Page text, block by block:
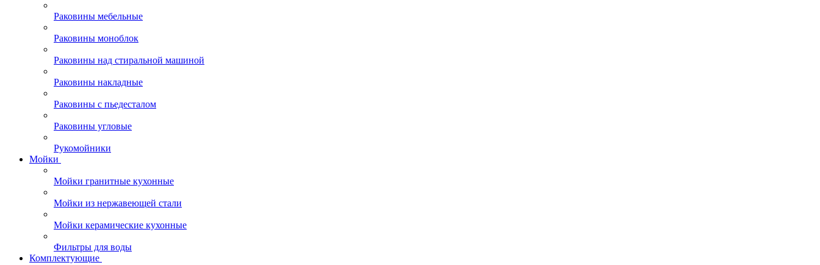
Раковины мебельные
Раковины моноблок
Раковины над стиральной машиной
Раковины накладные
Раковины с пьедесталом
Раковины угловые
Рукомойники
Мойки
Мойки гранитные кухонные
Мойки из нержавеющей стали
Мойки керамические кухонные
Фильтры для воды
Комплектующие